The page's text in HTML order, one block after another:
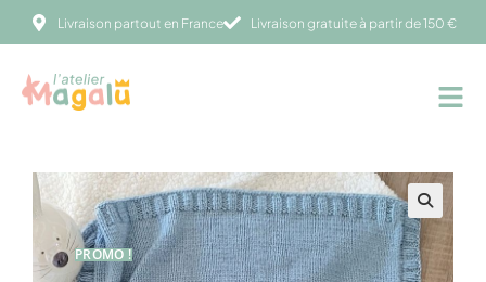
Livraison partout en France Livraison gratuite à partir de 150 €
PROMO !